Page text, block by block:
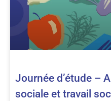
Journée d’étude –
sociale et travail